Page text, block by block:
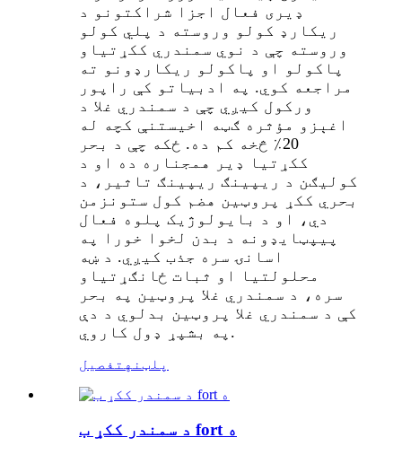
ډیری فعال اجزا شراکتونو د
ریکارډ کولو وروسته د پلي کولو
وروسته چې د نوي سمندري ککړتیاو
پاکولو او پاکولو ریکارډونو ته
مراجعه کوي. په ادبیاتو کې راپور
ورکول کیږي چې د سمندري غلا د
اغېزو مؤثره ګټه اخیستنې کچه له
20٪ څخه کم ده. ځکه چې د بحر
ککړتیا ډیر همجناره ده او د
کولیګن د ریپینګ ریپینګ تاثیر، د
بحري ککړ پروټین هضم کول ستونزمن
دي، او د بایولوژیک پلوه فعال
پیپټایډونه د بدن لخوا خورا په
اسانۍ سره جذب کیږي. د ښه
محلولتیا او ثبات ځانګړتیاو
سره، د سمندري غلا پروټین په بحر
کې د سمندري غلا پروټین بدلوي د دې
په بشپړ ډول کاروي.
پلټنهتفصیل
د سمندر ککړ ب fort ه